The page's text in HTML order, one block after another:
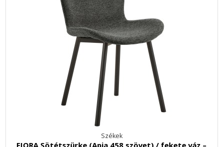
Székek
FIORA Sötétszürke (Apia 458 szövet) / fekete váz –